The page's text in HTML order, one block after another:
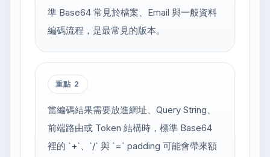
準 Base64 常見於檔案、Email 與一般資料
編碼流程，是最常見的版本。
重點 2
當編碼結果需要放進網址、Query String、
前端路由或 Token 結構時，標準 Base64
裡的 `+`、`/` 與 `=` padding 可能會帶來額